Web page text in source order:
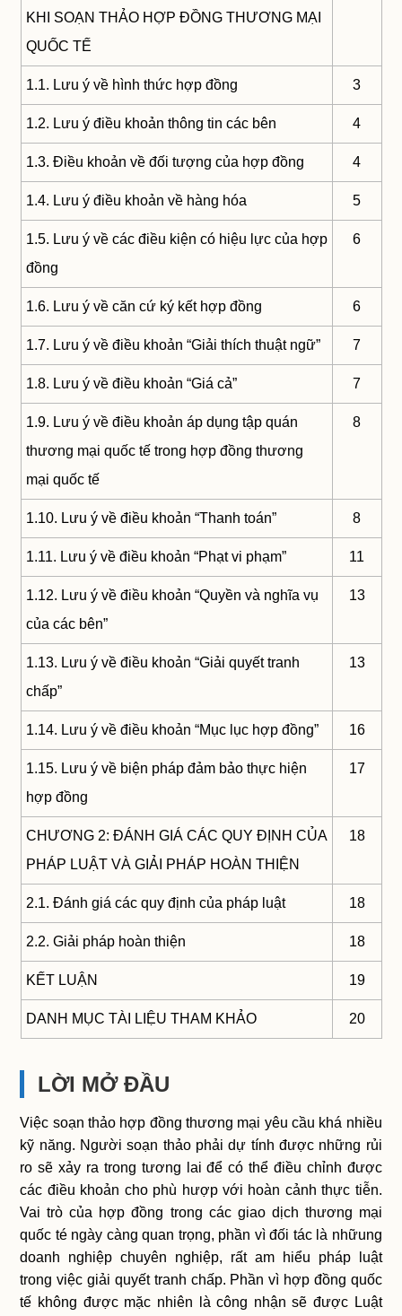
KHI SOẠN THẢO HỢP ĐỒNG THƯƠNG MẠI
QUỐC TẾ
1.1. Lưu ý về hình thức hợp đồng 3
1.2. Lưu ý điều khoản thông tin các bên 4
1.3. Điều khoản về đối tượng của hợp đồng 4
1.4. Lưu ý điều khoản về hàng hóa 5
1.5. Lưu ý về các điều kiện có hiệu lực của hợp
đồng
6
1.6. Lưu ý về căn cứ ký kết hợp đồng 6
1.7. Lưu ý về điều khoản “Giải thích thuật ngữ” 7
1.8. Lưu ý về điều khoản “Giá cả” 7
1.9. Lưu ý về điều khoản áp dụng tập quán
thương mại quốc tế trong hợp đồng thương
mại quốc tế
8
1.10. Lưu ý về điều khoản “Thanh toán” 8
1.11. Lưu ý về điều khoản “Phạt vi phạm” 11
1.12. Lưu ý về điều khoản “Quyền và nghĩa vụ
của các bên”
13
1.13. Lưu ý về điều khoản “Giải quyết tranh
chấp”
13
1.14. Lưu ý về điều khoản “Mục lục hợp đồng” 16
1.15. Lưu ý về biện pháp đảm bảo thực hiện
hợp đồng
17
CHƯƠNG 2: ĐÁNH GIÁ CÁC QUY ĐỊNH CỦA
PHÁP LUẬT VÀ GIẢI PHÁP HOÀN THIỆN
18
2.1. Đánh giá các quy định của pháp luật 18
2.2. Giải pháp hoàn thiện 18
KẾT LUẬN 19
DANH MỤC TÀI LIỆU THAM KHẢO 20
LỜI MỞ ĐẦU
Việc soạn thảo hợp đồng thương mại yêu cầu khá nhiều
kỹ năng. Người soạn thảo phải dự tính được những rủi
ro sẽ xảy ra trong tương lai để có thể điều chỉnh được
các điều khoản cho phù hượp với hoàn cảnh thực tiễn.
Vai trò của hợp đồng trong các giao dịch thương mại
quốc té ngày càng quan trọng, phần vì đối tác là nhữung
doanh nghiệp chuyên nghiệp, rất am hiểu pháp luật
trong việc giải quyết tranh chấp. Phần vì hợp đồng quốc
tế không được mặc nhiên là công nhận sẽ được Luật